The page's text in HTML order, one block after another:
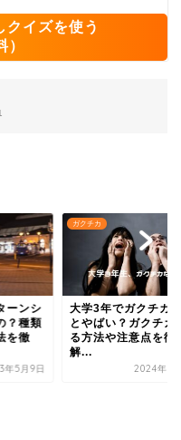
イズを使う
）
ーンシ
？種類
を徹
年5月9日
ガクチカ
大学3年でガクチカ
とやばい？ガクチカ
る方法や注意点を徹
解...
2024年6